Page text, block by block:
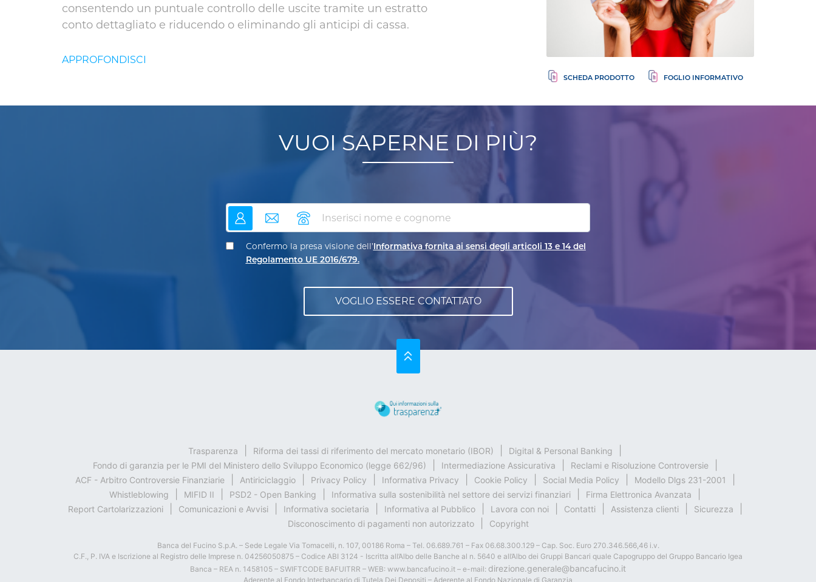
consentendo un puntuale controllo delle uscite tramite un estratto
conto dettagliato e riducendo o eliminando gli anticipi di cassa.
VUOI SAPERNE DI PIÙ?
nome email telefono
Confermo la presa visione dell’ Informativa fornita ai sensi degli articoli 13 e 14 del
Regolamento UE 2016/679.
SU
Trasparenza Riforma dei tassi di riferimento del mercato monetario (IBOR)
Digital & Personal Banking
Fondo di garanzia per le PMI del Ministero dello Sviluppo Economico (legge 662/96)
Intermediazione Assicurativa
Reclami e Risoluzione Controversie
ACF - Arbitro Controversie Finanziarie
Antiriciclaggio Privacy Policy Informativa Privacy Cookie Policy Social Media Policy
Modello Dlgs 231-2001
Whistleblowing
MIFID II PSD2 - Open Banking Informativa sulla sostenibilità nel settore dei servizi finanziari
Firma Elettronica Avanzata
Report Cartolarizzazioni
Comunicazioni e Avvisi Informativa societaria Informativa al Pubblico Lavora con noi Contatti Assistenza clienti
Sicurezza
Disconoscimento di pagamenti non autorizzato
Copyright
Banca del Fucino S.p.A. – Sede Legale Via Tomacelli, n. 107, 00186 Roma – Tel. 06.689.761 – Fax 06.68.300.129 – Cap. Soc. Euro 270.346.566,46 i.v.
C.F., P. IVA e Iscrizione al Registro delle Imprese n. 04256050875 – Codice ABI 3124 - Iscritta all’Albo delle Banche al n. 5640 e all’Albo dei Gruppi Bancari quale Capogruppo del Gruppo Bancario Igea
Banca – REA n. 1458105 – SWIFTCODE BAFUITRR – WEB: www.bancafucino.it – e-mail: direzione.generale@bancafucino.it
Aderente al Fondo Interbancario di Tutela Dei Depositi – Aderente al Fondo Nazionale di Garanzia